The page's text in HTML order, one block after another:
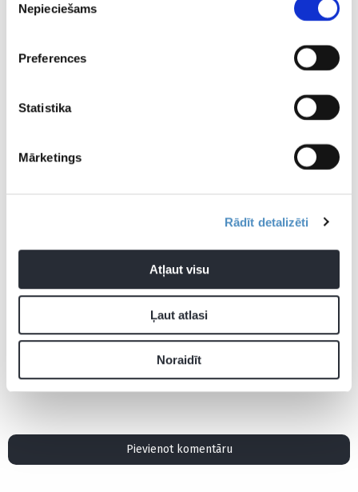
izvēle
Nepieciešams
Preferences
Statistika
Mārketings
Rādīt detalizēti
Atļaut visu
Ļaut atlasi
Noraidīt
stūrmanis Jakam
komandām
pašiem
– Vītoliņš
nākamo
Aktualitātes Kristers Gudļevskis Latvijas hokeja izlase
Pievienot komentāru